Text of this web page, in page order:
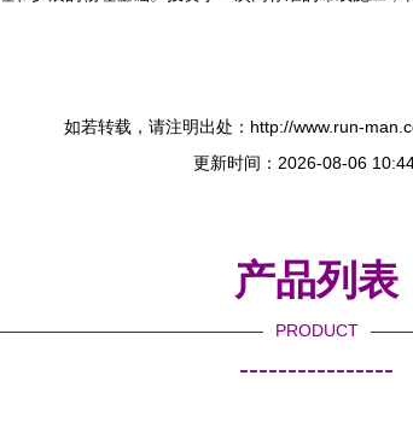
如若转载，请注明出处：http://www.run-
更新时间：2026-08-06
产品列表
PRODUCT
----------------